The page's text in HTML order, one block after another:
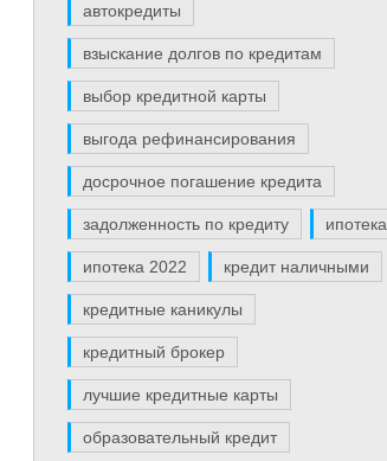
автокредиты
взыскание долгов по кредитам
выбор кредитной карты
выгода рефинансирования
досрочное погашение кредита
задолженность по кредиту ипотека
ипотека 2022 кредит наличными
кредитные каникулы
кредитный брокер
лучшие кредитные карты
образовательный кредит